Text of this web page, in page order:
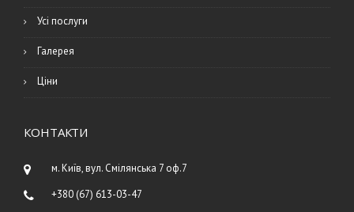
Усі послуги
Галерея
Ціни
КОНТАКТИ
м. Київ, вул. Смілянська 7 оф.7
+380 (67) 613-03-47